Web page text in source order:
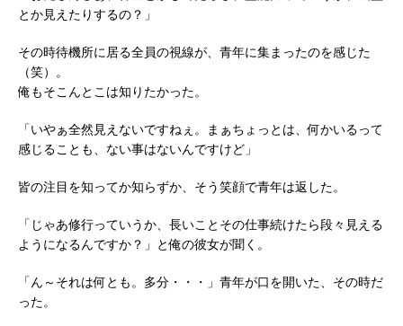
とか見えたりするの？」
その時待機所に居る全員の視線が、青年に集まったのを感じた
（笑）。
俺もそこんとこは知りたかった。
「いやぁ全然見えないですねぇ。まぁちょっとは、何かいるって
感じることも、ない事はないんですけど」
皆の注目を知ってか知らずか、そう笑顔で青年は返した。
「じゃあ修行っていうか、長いことその仕事続けたら段々見える
ようになるんですか？」と俺の彼女が聞く。
「ん～それは何とも。多分・・・」青年が口を開いた、その時だ
った。